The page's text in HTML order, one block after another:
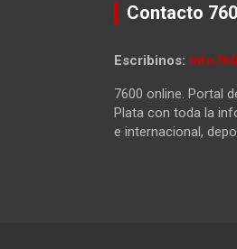
Contacto
Escribinos:
7600 online. Portal
Plata con toda la
e internacional,